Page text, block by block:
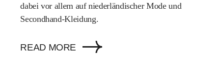
dabei vor allem auf niederländischer Mode und
Secondhand-Kleidung.
READ MORE